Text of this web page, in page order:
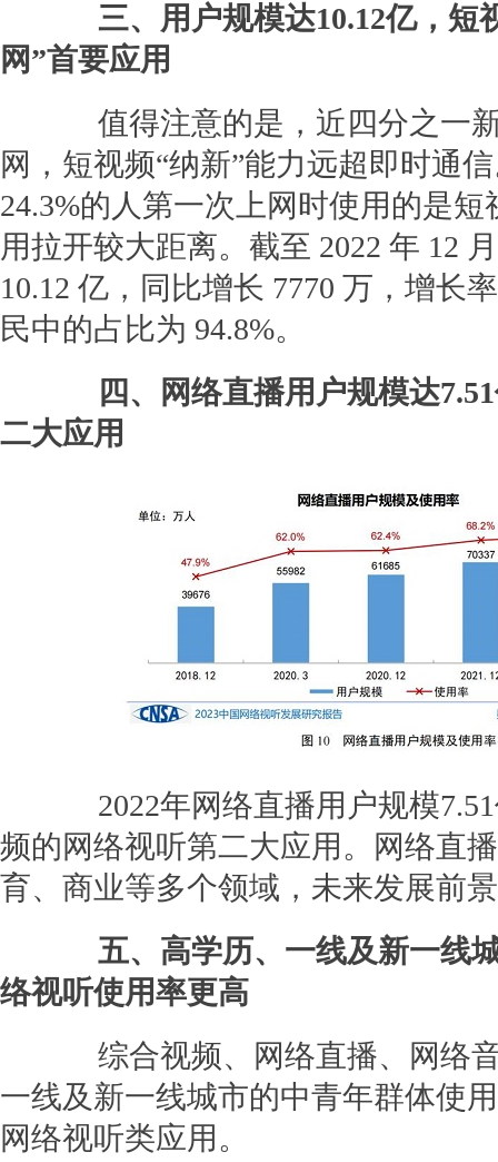
三、用户规模达10.12亿，短
网”首要应用
值得注意的是，近四分之一
网，短视频“纳新”能力远超即时通
24.3%的人第一次上网时使用的是
用拉开较大距离。截至 2022 年 12
10.12 亿，同比增长 7770 万，增长
民中的占比为 94.8%。
四、网络直播用户规模达
二大应用
2022年网络直播用户规模7.51
频的网络视听第二大应用。网络直
育、商业等多个领域，未来发展前
五、高学历、一线及新一线
络视听使用率更高
综合视频、网络直播、网络音
一线及新一线城市的中青年群体使
网络视听类应用。